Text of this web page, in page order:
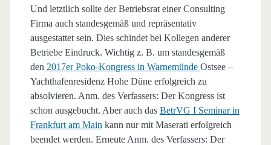
Und letztlich sollte der Betriebsrat einer Consulting
Firma auch standesgemäß und repräsentativ
ausgestattet sein. Dies schindet bei Kollegen anderer
Betriebe Eindruck. Wichtig z. B. um standesgemäß
den 2017er Poko-Kongress in Warnemünde Ostsee –
Yachthafenresidenz Hohe Düne erfolgreich zu
absolvieren. Anm. des Verfassers: Der Kongress ist
schon ausgebucht. Aber auch das BetrVG I Seminar in
Frankfurt am Main kann nur mit Maserati erfolgreich
beendet werden. Erneute Anm. des Verfassers: Der